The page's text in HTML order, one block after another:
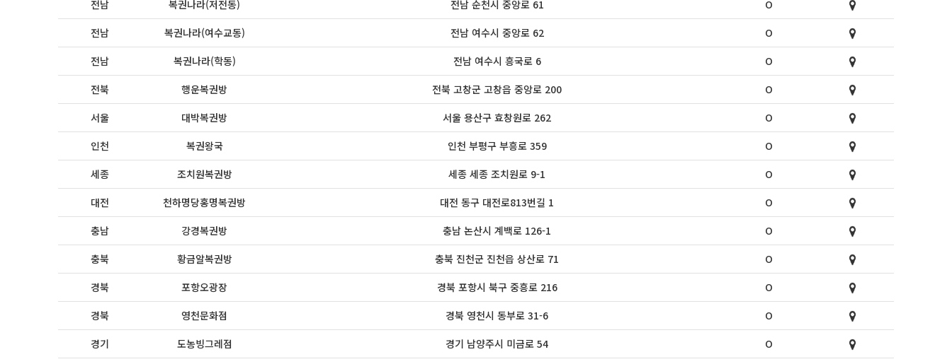
전남
복권나라(저전동) 전남 순천시 중앙로 61
O
전남
복권나라(여수교동) 전남 여수시 중앙로 62
O
전남
복권나라(학동) 전남 여수시 흥국로 6
O
전북
행운복권방 전북 고창군 고창읍 중앙로 200
O
서울
대박복권방 서울 용산구 효창원로 262
O
인천
복권왕국 인천 부평구 부흥로 359
O
세종
조치원복권방 세종 세종 조치원로 9-1
O
대전
천하명당홍명복권방 대전 동구 대전로813번길 1
O
충남
강경복권방 충남 논산시 계백로 126-1
O
충북
황금알복권방 충북 진천군 진천읍 상산로 71
O
경북
포항오광장 경북 포항시 북구 중흥로 216
O
경북
영천문화점 경북 영천시 동부로 31-6
O
경기
도농빙그레점 경기 남양주시 미금로 54
O